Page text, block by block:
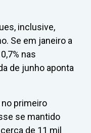
inclusive,
Se em janeiro a
nas
de junho aponta
primeiro
se mantido
de 11 mil